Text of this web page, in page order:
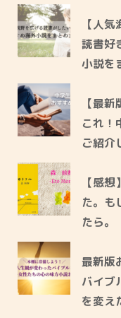
【人
読書好
小説を
【最
これ！
ご紹介
【感
た。も
たら。
最新版
バイブ
を変え